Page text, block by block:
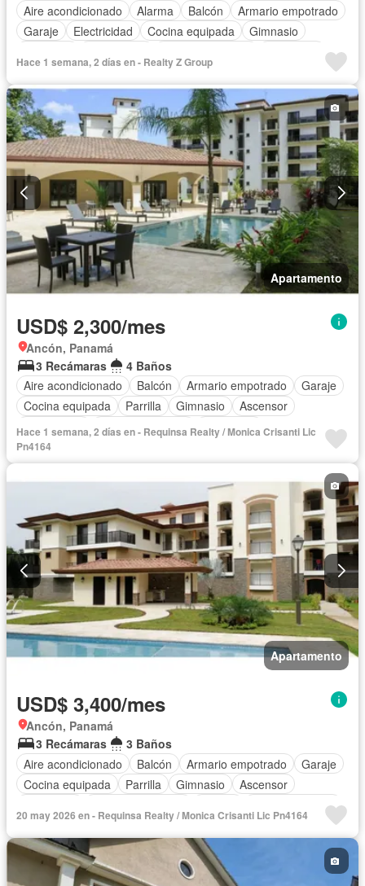
Aire acondicionado
Alarma Balcón
Armario empotrado
Garaje
Electricidad Cocina equipada
Gimnasio
Cuarto de servicio
Piscina Agua
Hace 1 semana, 2 días en - Realty Z Group
Apartamento
USD$ 2,300/mes
Ancón, Panamá
3 Recámaras
4 Baños
Aire acondicionado
Balcón Armario empotrado
Garaje
Cocina equipada
Parrilla Gimnasio
Ascensor
Gas natural
Vista panorámica
Seguridad
Cuarto de servicio
Hace 1 semana, 2 días en - Requinsa Realty / Monica Crisanti Lic
Pn4164
Apartamento
USD$ 3,400/mes
Ancón, Panamá
3 Recámaras
3 Baños
Aire acondicionado
Balcón Armario empotrado
Garaje
Cocina equipada
Parrilla Gimnasio
Ascensor
Cancha de tenis
20 may 2026 en - Requinsa Realty / Monica Crisanti Lic Pn4164